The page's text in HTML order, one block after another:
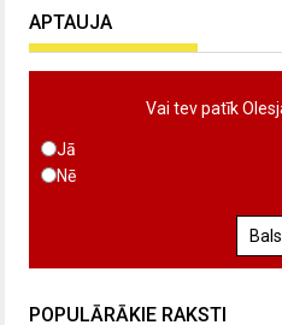
APTAUJA
Vai tev patīk
Jā
Nē
POPULĀRĀKIE RAKSTI